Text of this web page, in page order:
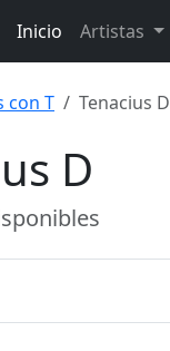
Inicio Artistas
con T Tenacius D
D